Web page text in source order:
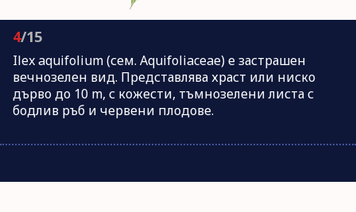
4/15
Ilex aquifolium (сем. Aquifoliaceae) е застрашен
вечнозелен вид. Представлява храст или ниско
дърво до 10 m, с кожести, тъмнозелени листа с
бодлив ръб и червени плодове.